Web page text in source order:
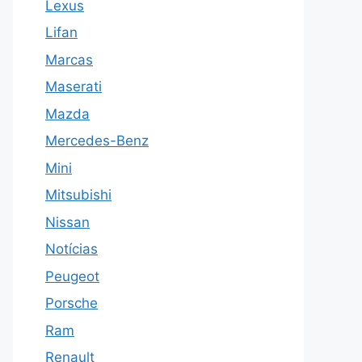
Lexus
Lifan
Marcas
Maserati
Mazda
Mercedes-Benz
Mini
Mitsubishi
Nissan
Notícias
Peugeot
Porsche
Ram
Renault